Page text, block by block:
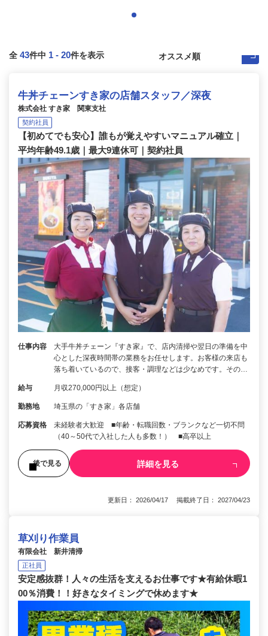
全 43件中 1 - 20件を表示
牛丼チェーンすき家の店舗スタッフ／深夜
株式会社 すき家 関東支社
契約社員
【初めてでも安心】誰もが覚えやすいマニュアル確立｜
平均年齢49.1歳｜最大9連休可｜契約社員
仕事内容
大手牛丼チェーン『すき家』で、店内清掃や翌日の準備を中
心とした深夜時間帯の業務をお任せします。お客様の来店も
落ち着いているので、接客・調理などは少なめです。その…
給与 月収270,000円以上（想定）
勤務地 埼玉県の「すき家」各店舗
応募資格
未経験者大歓迎 ■年齢・転職回数・ブランクなど一切不問
（40～50代で入社した人も多数！） ■高卒以上
後で見る 詳細を見る
更新日： 2026/04/17 掲載終了日： 2027/04/23
草刈り作業員
有限会社 新井清掃
正社員
安定感抜群！人々の生活を支えるお仕事です★有給休暇1
00％消費！！好きなタイミングで休めます★